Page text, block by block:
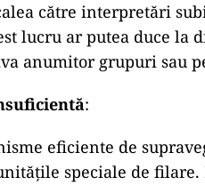
către interpretări
lucru ar putea duce la
anumitor grupuri sau
:
eficiente de
speciale de